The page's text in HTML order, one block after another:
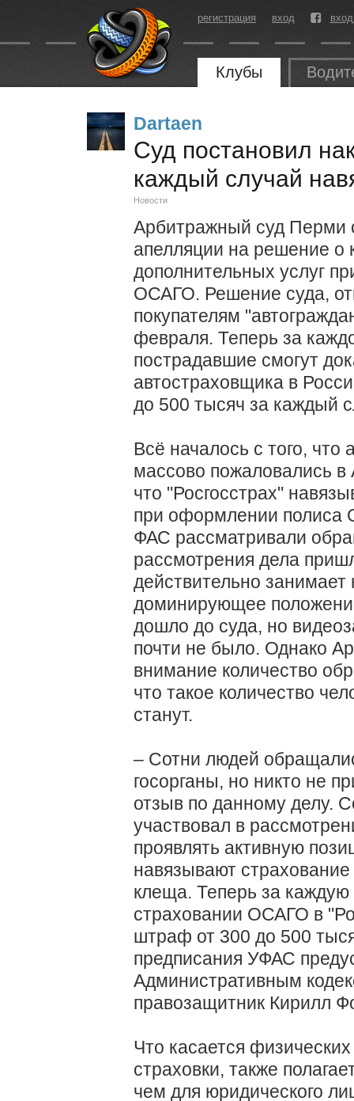
регистрация вход
Клубы
Dartaen
Суд постановил
каждый случай
Новости
Арбитражный суд Перми
апелляции на решение о
дополнительных услуг
ОСАГО. Решение суда,
покупателям
февраля. Теперь за
пострадавшие смогут
автостраховщика в
до 500 тысяч за каждый
Всё началось с того, что
массово пожаловались
что "Росгосстрах"
при оформлении полиса
ФАС рассматривали
рассмотрения дела
действительно
доминирующее
дошло до суда, но
почти не было. Однако
внимание количество
что такое количество
станут.
– Сотни людей
госорганы, но никто не
отзыв по данному делу.
участвовал в
проявлять активную
навязывают страхование
клеща. Теперь за каждую
страховании ОСАГО в
штраф от 300 до 500
предписания УФАС
Административным
правозащитник Кирилл
Что касается
страховки, также
чем для юридического